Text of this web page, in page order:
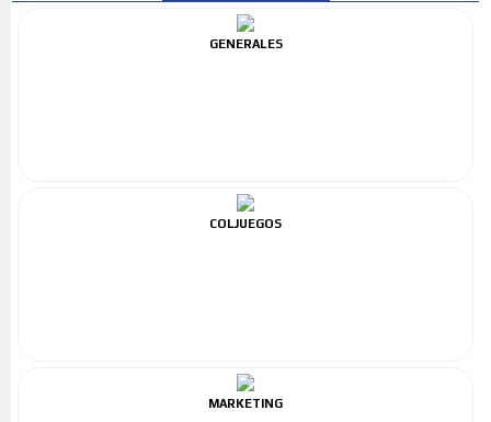
GENERALES
COLJUEGOS
MARKETING